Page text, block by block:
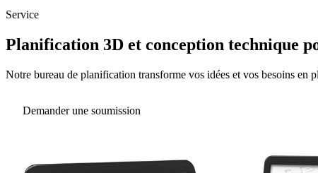
Service
Planification 3D et conception technique
Notre bureau de planification transforme vos idées et vos besoins
Demander une soumission